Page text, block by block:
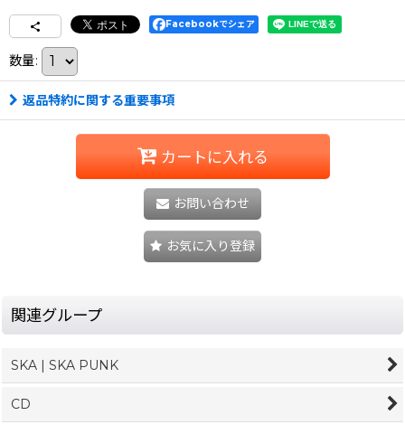
Facebookでシェア
数量:
返品特約に関する重要事項
カートに入れる
お問い合わせ
お気に入り登録
関連グループ
SKA | SKA PUNK
CD